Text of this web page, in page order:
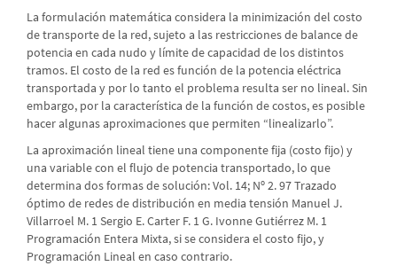
La formulación matemática considera la minimización del costo
de transporte de la red, sujeto a las restricciones de balance de
potencia en cada nudo y límite de capacidad de los distintos
tramos. El costo de la red es función de la potencia eléctrica
transportada y por lo tanto el problema resulta ser no lineal. Sin
embargo, por la característica de la función de costos, es posible
hacer algunas aproximaciones que permiten “linealizarlo”.
La aproximación lineal tiene una componente fija (costo fijo) y
una variable con el flujo de potencia transportado, lo que
determina dos formas de solución: Vol. 14; Nº 2. 97 Trazado
óptimo de redes de distribución en media tensión Manuel J.
Villarroel M. 1 Sergio E. Carter F. 1 G. Ivonne Gutiérrez M. 1
Programación Entera Mixta, si se considera el costo fijo, y
Programación Lineal en caso contrario.